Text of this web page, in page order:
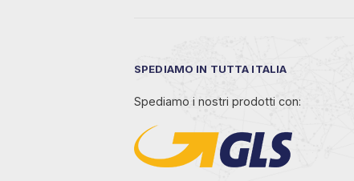
SPEDIAMO IN TUTTA ITALIA
Spediamo i nostri prodotti con: